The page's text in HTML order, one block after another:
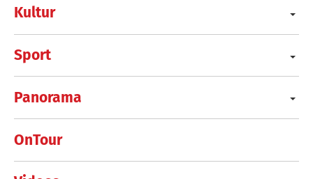
Kultur
Sport
Panorama
OnTour